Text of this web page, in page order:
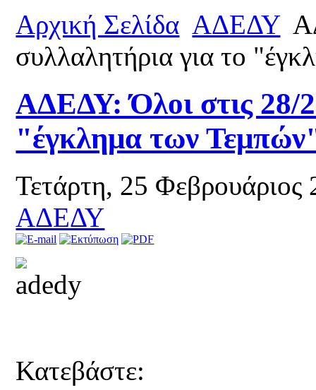
Αρχική Σελίδα ΑΔΕΔΥ
συλλαλητήρια για το
ΑΔΕΔΥ: Όλοι στις 28/
"έγκλημα των
Τετάρτη, 25
ΑΔΕΔΥ
Κατεβάστε: